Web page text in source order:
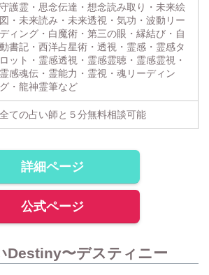
守護霊・思念伝達・想念読み取り・未来絵
図・未来読み・未来透視・気功・波動リー
ディング・白魔術・第三の眼・縁結び・自
動書記・西洋占星術・透視・霊感・霊感タ
ロット・霊感透視・霊感霊聴・霊感霊視・
霊感魂伝・霊能力・霊視・魂リーディン
グ・龍神霊筆など
全ての占い師と５分無料相談可能
詳細ページ
公式ページ
Destiny〜デスティニー